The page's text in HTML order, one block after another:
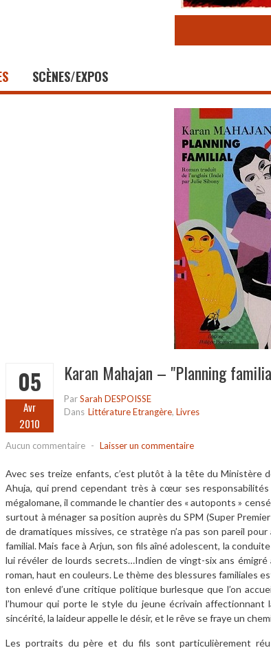
SCÈNES/EXPOS
05
Avr
2010
Karan Mahajan – "Planning
ParSarah DESPOISSE
Dans Littérature Etrangère, Livres
Aucun commentaire - Laisser un commentaire
Avec ses treize enfants, c’est plutôt à la tête du Ministère
Ahuja, qui prend cependant très à cœur ses
mégalomane, il commande le chantier des « autoponts »
surtout à ménager sa position auprès du SPM (Super
de dramatiques missives, ce stratège n’a pas son pareil
familial. Mais face à Arjun, son fils aîné adolescent, la
lui révéler de lourds secrets…Indien de vingt-six ans émigré
roman, haut en couleurs. Le thème des blessures familiales
ton enlevé d’une critique politique burlesque que l’on
l’humour qui porte le style du jeune écrivain affectionnant
sincérité, la laideur appelle le désir, et le rêve se fraye un
Les portraits du père et du fils sont particulièrement